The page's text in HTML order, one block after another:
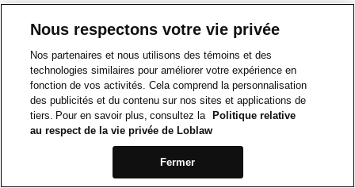
Nous respectons votre vie privée
Nos partenaires et nous utilisons des témoins et des
technologies similaires pour améliorer votre expérience en
fonction de vos activités. Cela comprend la personnalisation
des publicités et du contenu sur nos sites et applications de
tiers. Pour en savoir plus, consultez la
Politique relative
au respect de la vie privée de Loblaw
Fermer